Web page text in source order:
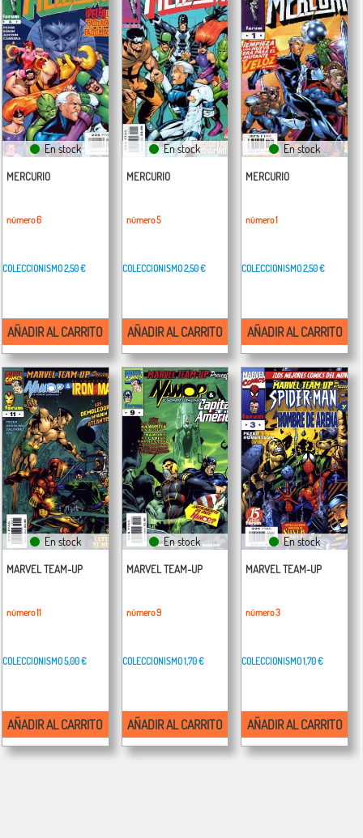
En stock
MERCURIO
número 6
COLECCIONISMO2,50 €
AÑADIR AL CARRITO
En stock
MERCURIO
número 5
COLECCIONISMO2,50 €
AÑADIR AL CARRITO
En stock
MERCURIO
número 1
COLECCIONISMO2,50 €
AÑADIR AL CARRITO
En stock
MARVEL TEAM-UP
número 11
COLECCIONISMO5,00 €
AÑADIR AL CARRITO
En stock
MARVEL TEAM-UP
número 9
COLECCIONISMO1,70 €
AÑADIR AL CARRITO
En stock
MARVEL TEAM-UP
número 3
COLECCIONISMO1,70 €
AÑADIR AL CARRITO